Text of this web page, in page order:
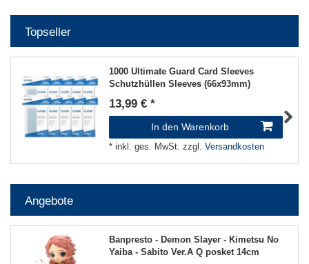
Topseller
1000 Ultimate Guard Card Sleeves
Schutzhüllen Sleeves (66x93mm)
13,99 € *
In den Warenkorb
*inkl. ges. MwSt. zzgl.Versandkosten
Angebote
Banpresto - Demon Slayer - Kimetsu No
Yaiba - Sabito Ver.A Q posket 14cm